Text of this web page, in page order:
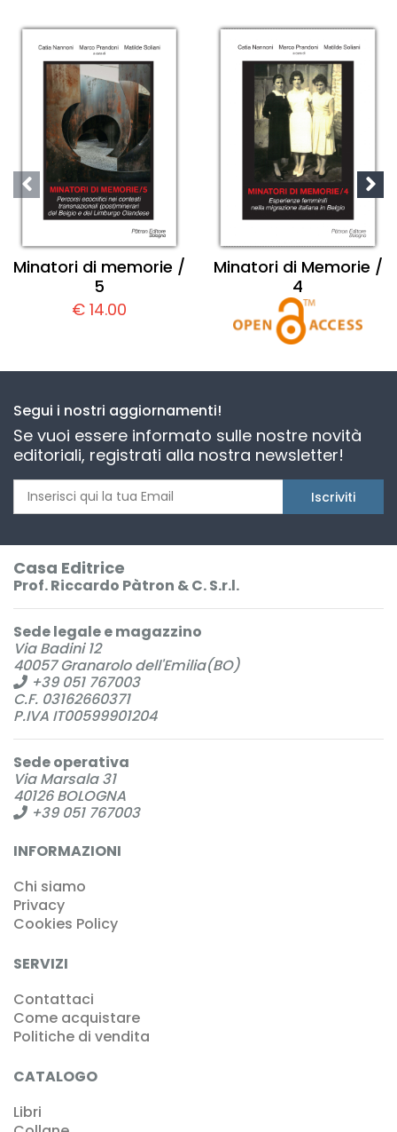
Minatori di memorie /
5
€ 14.00
Minatori di Memorie /
4
Segui i nostri aggiornamenti!
Se vuoi essere informato sulle nostre novità
editoriali, registrati alla nostra newsletter!
Iscriviti
Casa Editrice
Prof. Riccardo Pàtron & C. S.r.l.
Sede legale e magazzino
Via Badini 12
40057 Granarolo dell'Emilia(BO)
+39 051 767003
C.F. 03162660371
P.IVA IT00599901204
Sede operativa
Via Marsala 31
40126 BOLOGNA
+39 051 767003
INFORMAZIONI
Chi siamo
Privacy
Cookies Policy
SERVIZI
Contattaci
Come acquistare
Politiche di vendita
CATALOGO
Libri